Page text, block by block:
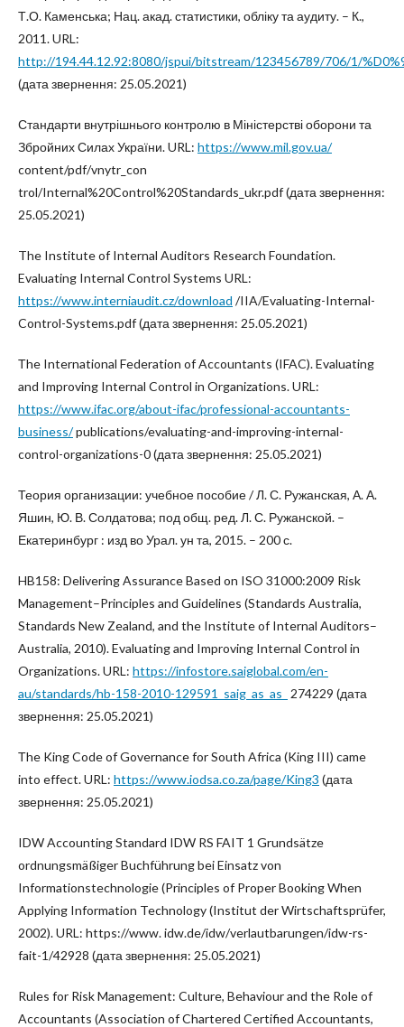
Т.О. Каменська; Нац. акад. статистики, обліку та аудиту. – К.,
2011. URL:
http://194.44.12.92:8080/jspui/bitstream/123456789/706/1/
(дата звернення: 25.05.2021)
Стандарти внутрішнього контролю в Міністерстві оборони та
Збройних Силах України. URL: https://www.mil.gov.ua/
content/pdf/vnytr_con
trol/Internal%20Control%20Standards_ukr.pdf (дата звернення:
25.05.2021)
The Institute of Internal Auditors Research Foundation.
Evaluating Internal Control Systems URL:
https://www.interniaudit.cz/download /IIA/Evaluating-Internal-
Control-Systems.pdf (дата звернення: 25.05.2021)
Тhe International Federation of Accountants (IFAC). Evaluating
and Improving Internal Control in Organizations. URL:
https://www.ifac.org/about-ifac/professional-accountants-
business/publications/evaluating-and-improving-internal-
control-organizations-0 (дата звернення: 25.05.2021)
Теория организации: учебное пособие / Л. С. Ружанская, А. А.
Яшин, Ю. В. Солдатова; под общ. ред. Л. С. Ружанской. –
Екатеринбург : изд во Урал. ун та, 2015. – 200 с.
HB158: Delivering Assurance Based on ISO 31000:2009 Risk
Management–Principles and Guidelines (Standards Australia,
Standards New Zealand, and the Institute of Internal Auditors–
Australia, 2010). Evaluating and Improving Internal Control in
Organizations. URL: https://infostore.saiglobal.com/en-
au/standards/hb-158-2010-129591_saig_as_as_
274229 (дата
звернення: 25.05.2021)
Тhe King Code of Governance for South Africa (King III) came
into effect. URL: https://www.iodsa.co.za/page/King3 (дата
звернення: 25.05.2021)
IDW Accounting Standard IDW RS FAIT 1 Grundsätze
ordnungsmäßiger Buchführung bei Einsatz von
Informationstechnologie (Principles of Proper Booking When
Applying Information Technology (Institut der Wirtschaftsprüfer,
2002). URL: https://www. idw.de/idw/verlautbarungen/idw-rs-
fait-1/42928 (дата звернення: 25.05.2021)
Rules for Risk Management: Culture, Behaviour and the Role of
Accountants (Association of Chartered Certified Accountants,